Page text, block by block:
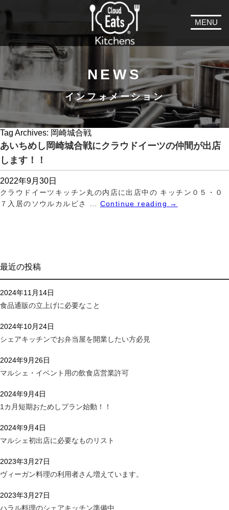
MENU
NEWS
インフォメーション
Tag Archives: 岡崎城合戦
あいちめし岡崎城合戦にクラウドイーツの仲間が出店
します！！
2022年9月30日
クラウドイーツキッチン丸の内店に出店中の キッチン０５・０
７入居のソウルカルビさ … Continue reading →
最近の投稿
食品通販の立上げに必要なこと
2024年11月14日
シェアキッチンでお弁当屋を開業したい方必見
2024年10月24日
マルシェ・イベント用の飲食店営業許可
2024年9月26日
1カ月短期おためしプラン始動！！
2024年9月4日
マルシェ初出店に必要なものリスト
2024年9月4日
ヴィーガン料理の利用者さん増えています。
2023年3月27日
ハラル料理のシェアキッチン準備中
2023年3月27日